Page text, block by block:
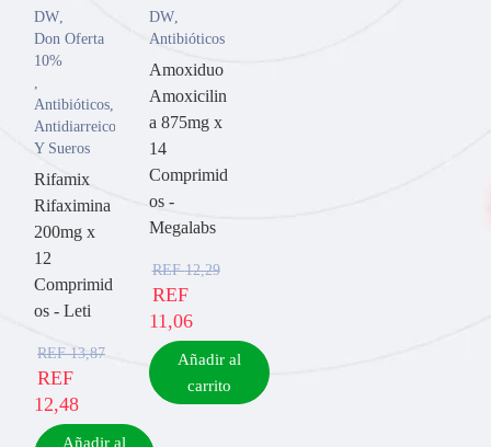
DW,
Don Oferta
10%
,
Antibióticos,
Antidiarreicos
Y Sueros
Rifamix
Rifaximina
200mg x
12
Comprimid
os - Leti
REF13,87
REF
12,48
Añadir al
DW,
Antibióticos
Amoxiduo
Amoxicilin
a 875mg x
14
Comprimid
os -
Megalabs
REF12,29
REF
11,06
Añadir al
carrito